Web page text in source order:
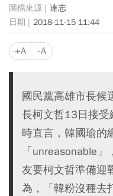
達志
2018-11-15 11:44
+A -A
國民黨高雄市長候
長柯文哲13日接受
時直言，韓國瑜的
「unreasonable
友要柯文哲準備迎
為，「韓粉沒種去